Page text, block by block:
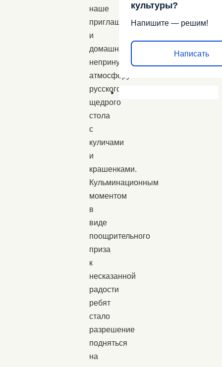
наше
приглашение)
и
домашнюю
непринужденную
атмосферу
русского
щедрого
стола
с
куличами
и
крашенками.
Кульминационным
моментом
в
виде
поощрительного
приза
к
несказанной
радости
ребят
стало
разрешение
подняться
на
культуры?
Напишите — решим!
Написать